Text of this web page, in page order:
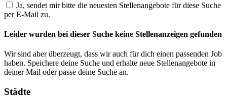
Ja, sendet mir bitte die neuesten Stellenangebote für diese Suche
per E-Mail zu.
Leider wurden bei dieser Suche keine Stellenanzeigen gefunden
Wir sind aber überzeugt, dass wir auch für dich einen passenden Job
haben. Speichere deine Suche und erhalte neue Stellenangebote in
deiner Mail oder passe deine Suche an.
Städte